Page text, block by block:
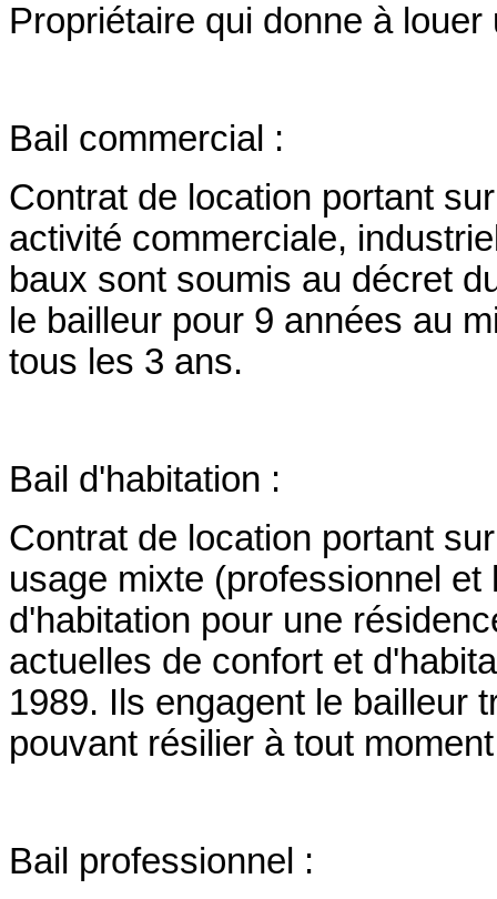
Propriétaire qui donne à louer
Bail commercial :
Contrat de location portant
activité commerciale,
baux sont soumis au décret
le bailleur pour 9 années au
tous les 3 ans.
Bail d'habitation :
Contrat de location portant
usage mixte (professionnel
d'habitation pour une
actuelles de confort et
1989. Ils engagent le bailleur
pouvant résilier à tout
Bail professionnel :